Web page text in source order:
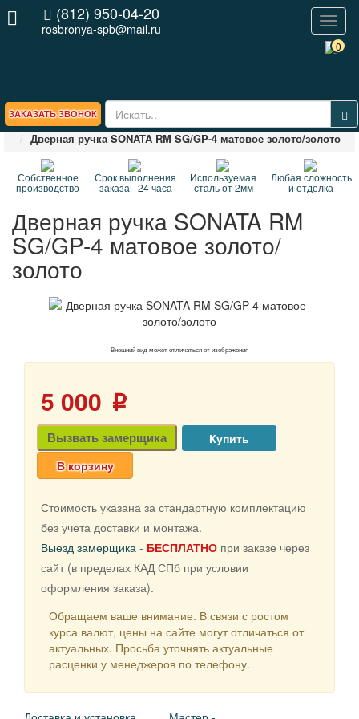
ЗАКАЗАТЬ ЗВОНОК
0
(812) 950-04-20
rosbronya-spb@mail.ru
Главная СП
Дверные ручки
Дверная ручка SONATA RM SG/GP-4 матовое золото/золото
Собственное
производство
Срок выполнения
заказа - 24 часа
Используемая
сталь от 2мм
Любая сложность
и отделка
Дверная ручка SONATA RM
SG/GP-4 матовое золото/
золото
Внешний вид может отличаться от изображения
5 000
p
Вызвать замерщика
В корзину
Стоимость указана за стандартную комплектацию
без учета доставки и монтажа.
Выезд замерщика - БЕСПЛАТНО при заказе через
сайт (в пределах КАД СПб при условии
оформления заказа).
Обращаем ваше внимание. В связи с ростом
курса валют, цены на сайте могут отличаться от
актуальных. Просьба уточнять актуальные
расценки у менеджеров по телефону.